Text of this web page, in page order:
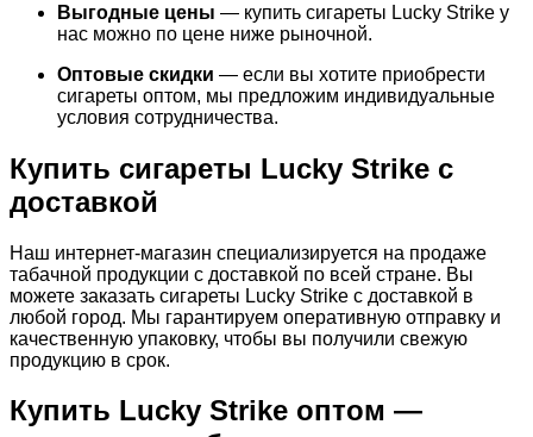
Выгодные цены — купить сигареты Lucky Strike у
нас можно по цене ниже рыночной.
Оптовые скидки — если вы хотите приобрести
сигареты оптом, мы предложим индивидуальные
условия сотрудничества.
Купить сигареты Lucky Strike с
доставкой
Наш интернет-магазин специализируется на продаже
табачной продукции с доставкой по всей стране. Вы
можете заказать сигареты Lucky Strike с доставкой в
любой город. Мы гарантируем оперативную отправку и
качественную упаковку, чтобы вы получили свежую
продукцию в срок.
Купить Lucky Strike оптом —